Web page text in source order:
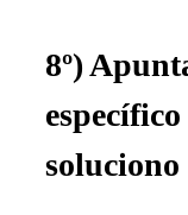
8º)
soluciono